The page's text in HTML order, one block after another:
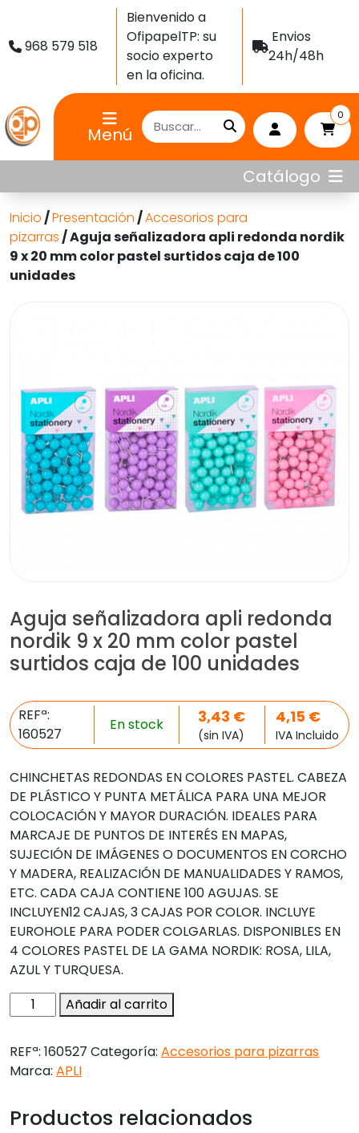
968 579 518
Bienvenido a
OfipapelTP: su
socio experto
en la oficina.
Envios
24h/48h
Menú
0
Catálogo
Inicio/Presentación/Accesorios para
pizarras/ Aguja señalizadora apli redonda nordik
9 x 20 mm color pastel surtidos caja de 100
unidades
Aguja señalizadora apli redonda
nordik 9 x 20 mm color pastel
surtidos caja de 100 unidades
REFª:
160527
En stock 3,43 €
(sin IVA)
4,15 €
IVA Incluido
CHINCHETAS REDONDAS EN COLORES PASTEL. CABEZA
DE PLÁSTICO Y PUNTA METÁLICA PARA UNA MEJOR
COLOCACIÓN Y MAYOR DURACIÓN. IDEALES PARA
MARCAJE DE PUNTOS DE INTERÉS EN MAPAS,
SUJECIÓN DE IMÁGENES O DOCUMENTOS EN CORCHO
Y MADERA, REALIZACIÓN DE MANUALIDADES Y RAMOS,
ETC. CADA CAJA CONTIENE 100 AGUJAS. SE
INCLUYEN12 CAJAS, 3 CAJAS POR COLOR. INCLUYE
EUROHOLE PARA PODER COLGARLAS. DISPONIBLES EN
4 COLORES PASTEL DE LA GAMA NORDIK: ROSA, LILA,
AZUL Y TURQUESA.
Aguja
señalizadora
redonda
nordik
x
Añadir al carrito
REFª: 160527 Categoría: Accesorios para pizarras
Marca: APLI
Productos relacionados